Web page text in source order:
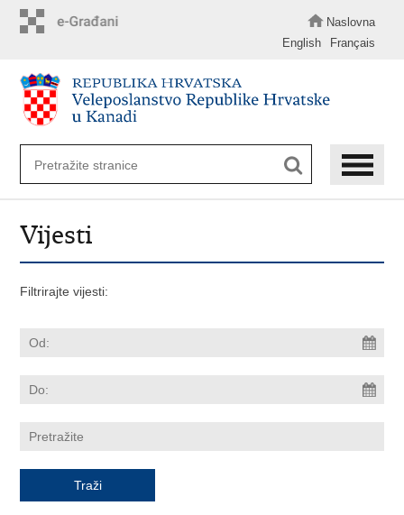
Naslovna
English
Français
Vijesti
Filtrirajte vijesti: